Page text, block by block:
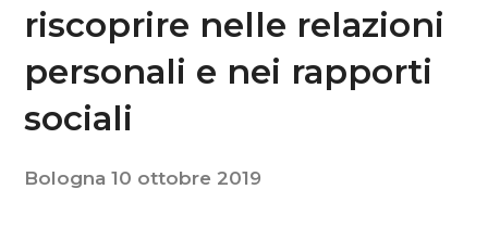
riscoprire nelle relazioni
personali e nei rapporti
sociali
Bologna 10 ottobre 2019